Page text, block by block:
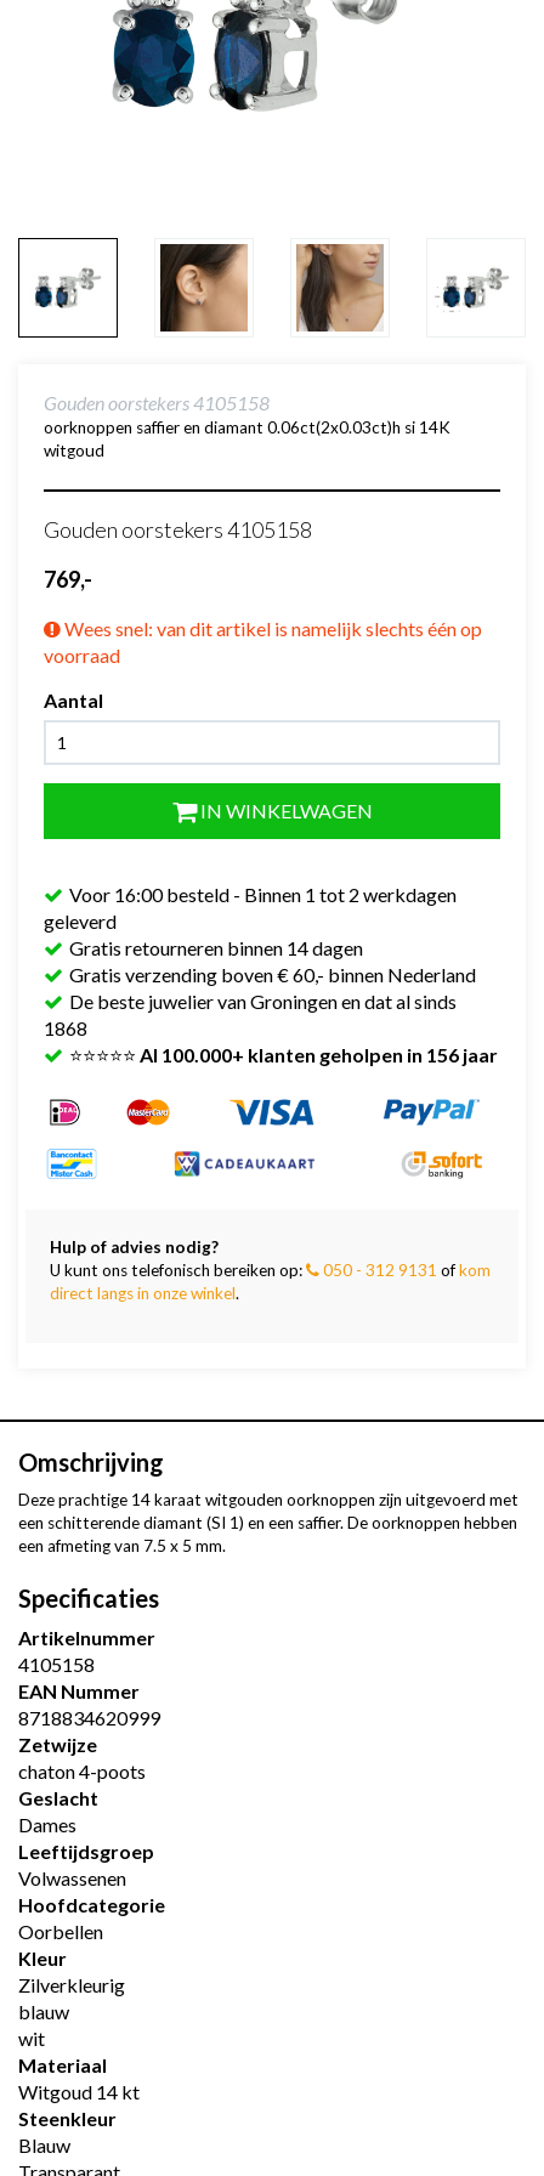
Gouden oorstekers 4105158
oorknoppen saffier en diamant 0.06ct(2x0.03ct)h si 14K
witgoud
Gouden oorstekers 4105158
769,-
Wees snel: van dit artikel is namelijk slechts één op
voorraad
Aantal
IN WINKELWAGEN
Voor 16:00 besteld - Binnen 1 tot 2 werkdagen
geleverd
Gratis retourneren binnen 14 dagen
Gratis verzending boven € 60,- binnen Nederland
De beste juwelier van Groningen en dat al sinds
1868
⭐⭐⭐⭐⭐ Al 100.000+ klanten geholpen in 156 jaar
Hulp of advies nodig?
U kunt ons telefonisch bereiken op:
050 - 312 9131 ofkom
direct langs in onze winkel.
Omschrijving
Deze prachtige 14 karaat witgouden oorknoppen zijn uitgevoerd met
een schitterende diamant (SI 1) en een saffier. De oorknoppen hebben
een afmeting van 7.5 x 5 mm.
Specificaties
Artikelnummer
4105158
EAN Nummer
8718834620999
Zetwijze
chaton 4-poots
Geslacht
Dames
Leeftijdsgroep
Volwassenen
Hoofdcategorie
Oorbellen
Kleur
Zilverkleurig
blauw
wit
Materiaal
Witgoud 14 kt
Steenkleur
Blauw